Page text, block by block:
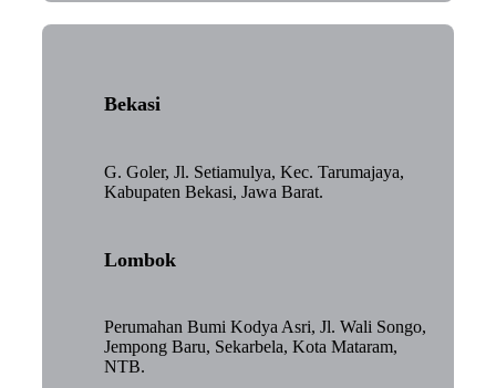
Bekasi
G. Goler, Jl. Setiamulya, Kec. Tarumajaya,
Kabupaten Bekasi, Jawa Barat.
Lombok
Perumahan Bumi Kodya Asri, Jl. Wali Songo,
Jempong Baru, Sekarbela, Kota Mataram,
NTB.